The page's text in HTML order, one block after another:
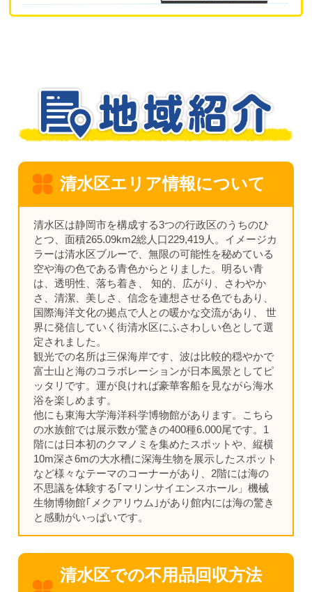
清水区エリア情報について
清水区は静岡市を構成する3つの行政区のうちのひ
とつ、面積265.09km2総人口229,419人。イメージカ
ラーは清水区ブルーで、無限の可能性を秘めている
空や海の色である青色からとりました。明るい青
は、透明性、落ち着き、 知的、広がり、さわやか
さ、清潔、美しさ、信念を連想させる色でもあり、
国際海洋文化の拠点で人との暖かな交流があり、 世
界に発信していく街清水区にふさわしい色として選
定されました。
観光での名所は三保海岸です、波は比較的穏やかで
富士山と海のコラボレーションが日本風景としてピ
ッタリです。運が良ければ豪華客船を見ながら海水
浴を楽しめます。
他にも東海大学海洋科学博物館があります。こちら
の水族館では展示数が驚きの400種6.000尾です。1
階には日本初のクマノミを集めたスポットや、縦横
10m深さ6mの大水槽に深海生物を展示したスポット
など様々なテーマのコーナーがあり、2階には海の
不思議を体験する｢マリンサイエンスホール」機械
生物博物館｢メクアリウム｣があり館内には海の驚き
と感動がいっぱいです。
清水区での不用品回収方法